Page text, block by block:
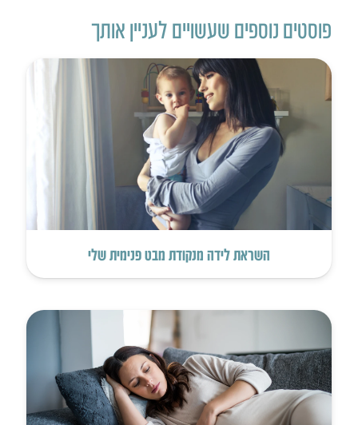
פוסטים נוספים שעשויים לעניין אותך
השראת לידה מנקודת מבט פנימית שלי